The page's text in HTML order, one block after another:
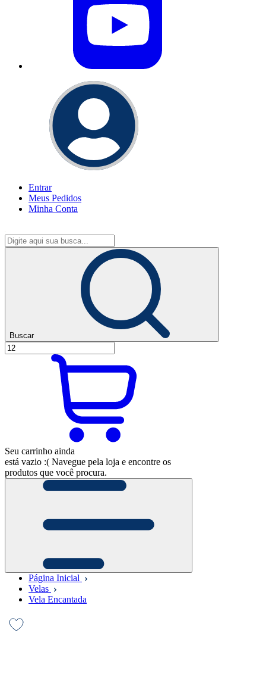
Entrar
Meus Pedidos
Minha Conta
Buscar
Seu carrinho ainda
está vazio :( Navegue pela loja e encontre os
produtos que você procura.
Página Inicial
Velas
Vela Encantada